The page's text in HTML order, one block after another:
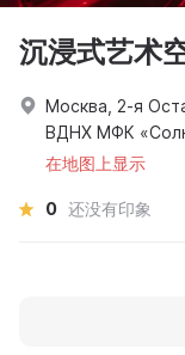
沉浸式艺术
Москва, 2-я
ВДНХ МФК
在地图上显示
0 还没有印象